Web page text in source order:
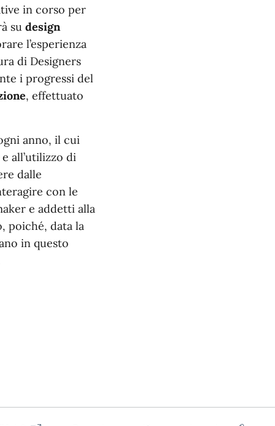
in corso per
su design
l’esperienza
di Designers
i progressi del
, effettuato
anno, il cui
all’utilizzo di
dalle
con le
e addetti alla
poiché, data la
in questo